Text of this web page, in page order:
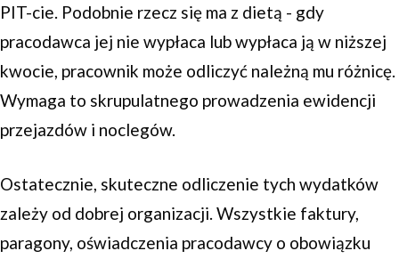
PIT-cie. Podobnie rzecz się ma z dietą - gdy
pracodawca jej nie wypłaca lub wypłaca ją w niższej
kwocie, pracownik może odliczyć należną mu różnicę.
Wymaga to skrupulatnego prowadzenia ewidencji
przejazdów i noclegów.
Ostatecznie, skuteczne odliczenie tych wydatków
zależy od dobrej organizacji. Wszystkie faktury,
paragony, oświadczenia pracodawcy o obowiązku